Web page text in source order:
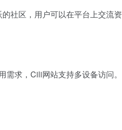
社区，用户可以在平台上交流
需求，Cili网站支持多设备访问